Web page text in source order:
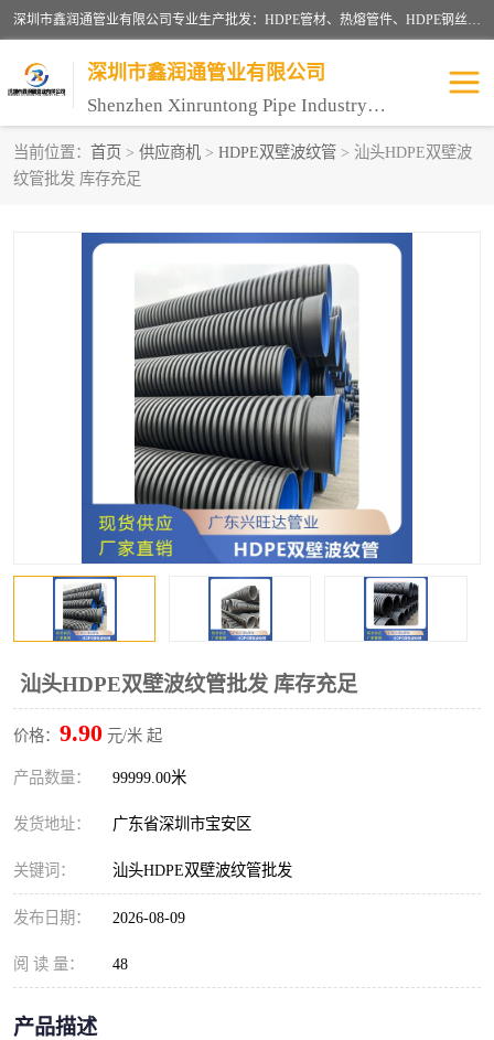
深圳市鑫润通管业有限公司专业生产批发：HDPE管材、热熔管件、HDPE钢丝骨架管、电熔管件、HDPE双壁波纹管、MPP电力管、井盖、PVC管材管件、PPR管材管件等；公司自创建以来，始终秉承“团结、务实、创新、守信”的服务宗旨，凭借专业的服务以及多年的勤奋拼搏，发展成为一家专业销售各种管材管件，绝缘电工套管及配件等系列产品的贸易公司。
深圳市鑫润通管业有限公司
Shenzhen Xinruntong Pipe Industry Co., Ltd
当前位置： 首页 > 供应商机 > HDPE双壁波纹管 > 汕头HDPE双壁波
纹管批发 库存充足
汕头HDPE双壁波纹管批发 库存充足
价格： 9.90 元/米 起
产品数量： 99999.00米
发货地址： 广东省深圳市宝安区
关键词： 汕头HDPE双壁波纹管批发
发布日期： 2026-08-09
阅 读 量： 48
产品描述
HDPE管材给水管
HDPE双壁波纹管 HDPE电力通讯管
UPVC电力通讯管 MPP电力通信管
联塑PPR管
联塑家装红蓝线管